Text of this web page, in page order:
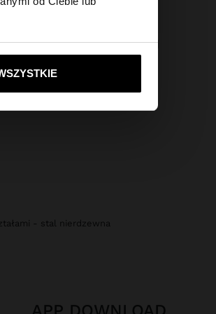
do United States
+
OWALNE OKULARY PRZECIWSŁONECZNE
- stal nierdzewna